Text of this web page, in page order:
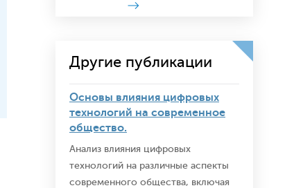
Другие публикации
Основы влияния цифровых
технологий на современное
общество.
Анализ влияния цифровых
технологий на различные аспекты
современного общества, включая